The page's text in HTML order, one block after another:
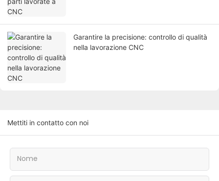
Garantire la precisione: controllo di qualità
nella lavorazione CNC
Mettiti in contatto con noi
Nome